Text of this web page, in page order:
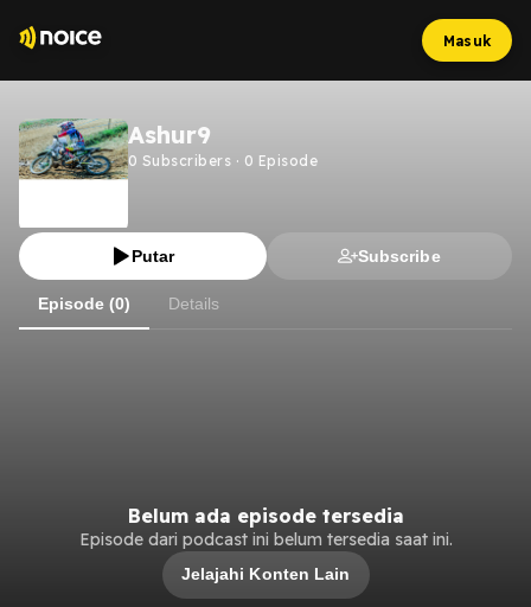
Masuk
Ashur9
0 Subscribers · 0 Episode
Putar Subscribe
Episode (0) Details
Belum ada episode tersedia
Episode dari podcast ini belum tersedia saat ini.
Jelajahi Konten Lain